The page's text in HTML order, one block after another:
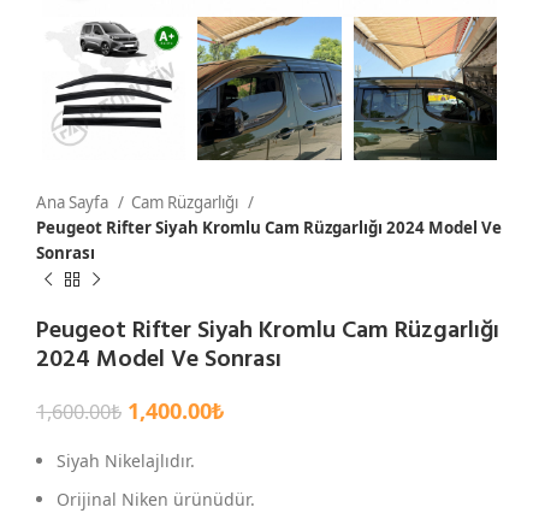
Ana Sayfa
Cam Rüzgarlığı
Peugeot Rifter Siyah Kromlu Cam Rüzgarlığı 2024 Model Ve
Sonrası
Peugeot Rifter Siyah Kromlu Cam Rüzgarlığı
2024 Model Ve Sonrası
1,600.00₺ 1,400.00₺
Siyah Nikelajlıdır.
Orijinal Niken ürünüdür.